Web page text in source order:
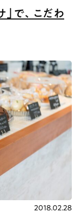
」で、こだわ
2018.02.28